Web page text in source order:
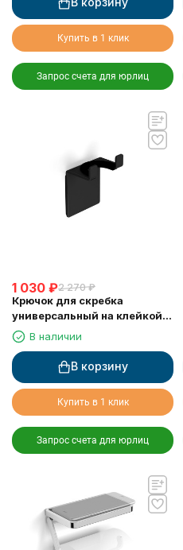
Купить в 1 клик
Запрос счета для юрлиц
1 030 ₽2 270 ₽
Крючок для скребка
универсальный на клейкой
основе LANGBERGER 75183-
10-00-BPC черный
В наличии
В корзину
Купить в 1 клик
Запрос счета для юрлиц